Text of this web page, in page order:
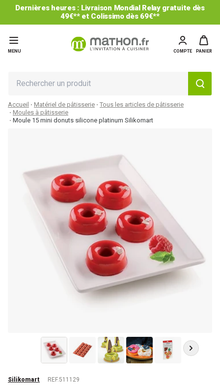
Dernières heures : Livraison Mondial Relay gratuite dès
49€** et Colissimo dès 69€**
MENU COMPTE PANIER
Accueil Matériel de pâtisserie
Tous les articles de pâtisserie
Moules à pâtisserie
Moule 15 mini donuts silicone platinum Silikomart
Silikomart REF.511129